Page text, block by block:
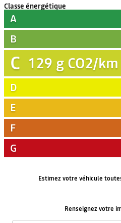
Classe énergétique
A
B
C 129 g CO2/km
D
E
F
G
Estimez votre véhicule
Renseignez votre